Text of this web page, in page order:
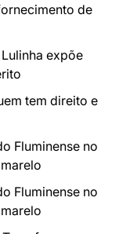
de
expõe
tem direito e
Fluminense no
Fluminense no